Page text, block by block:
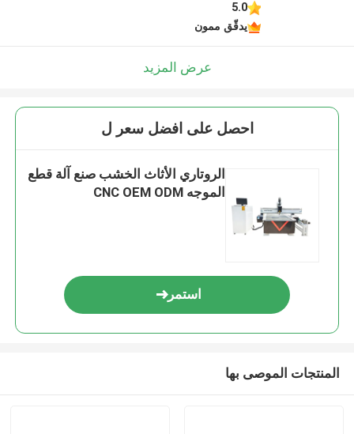
5.0
يدقّق ممون
عرض المزيد
احصل على افضل سعر ل
الروتاري الأثاث الخشب صنع آلة قطع
الموجه CNC OEM ODM
استمر
المنتجات الموصى بها